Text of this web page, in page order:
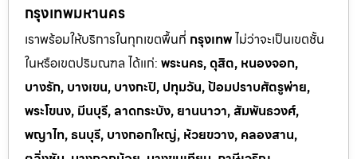
กรุงเทพมหานคร
เราพร้อมให้บริการในทุกเขตพื้นที่ กรุงเทพไม่ว่าจะเป็นเขตชั้น
ในหรือเขตปริมณฑล ได้แก่: พระนคร, ดุสิต, หนองจอก,
บางรัก, บางเขน, บางกะปิ, ปทุมวัน, ป้อมปราบศัตรูพ่าย,
พระโขนง, มีนบุรี, ลาดกระบัง, ยานนาวา, สัมพันธวงศ์,
พญาไท, ธนบุรี, บางกอกใหญ่, ห้วยขวาง, คลองสาน,